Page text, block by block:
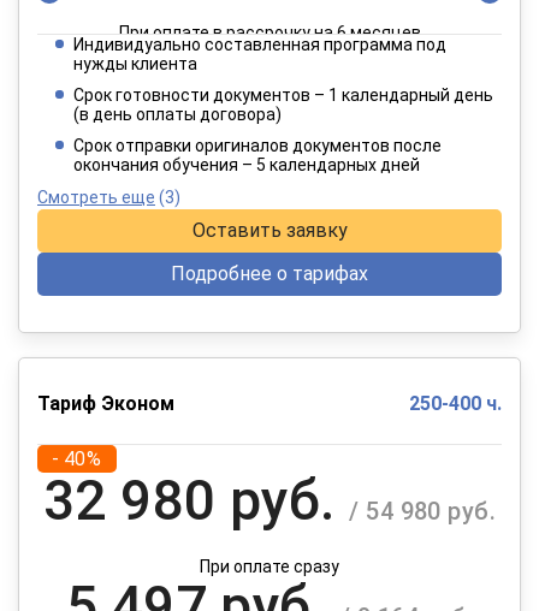
При оплате в рассрочку на 6 месяцев
4 949 руб. / 8 249 руб.
При оплате в рассрочку на 12 месяцев
Индивидуально составленная программа под
нужды клиента
Срок готовности документов – 1 календарный день
(в день оплаты договора)
Срок отправки оригиналов документов после
окончания обучения – 5 календарных дней
Смотреть еще (3)
Оставить заявку
Подробнее о тарифах
Тариф Эконом 250-400 ч.
- 40%
32 980 руб. / 54 980 руб.
При оплате сразу